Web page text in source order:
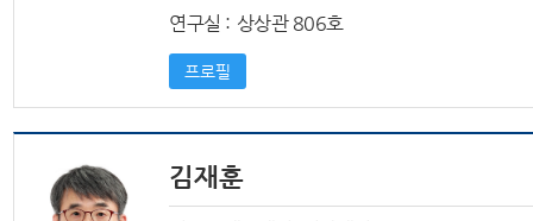
연구실 : 상상관 806호
프로필
김재훈